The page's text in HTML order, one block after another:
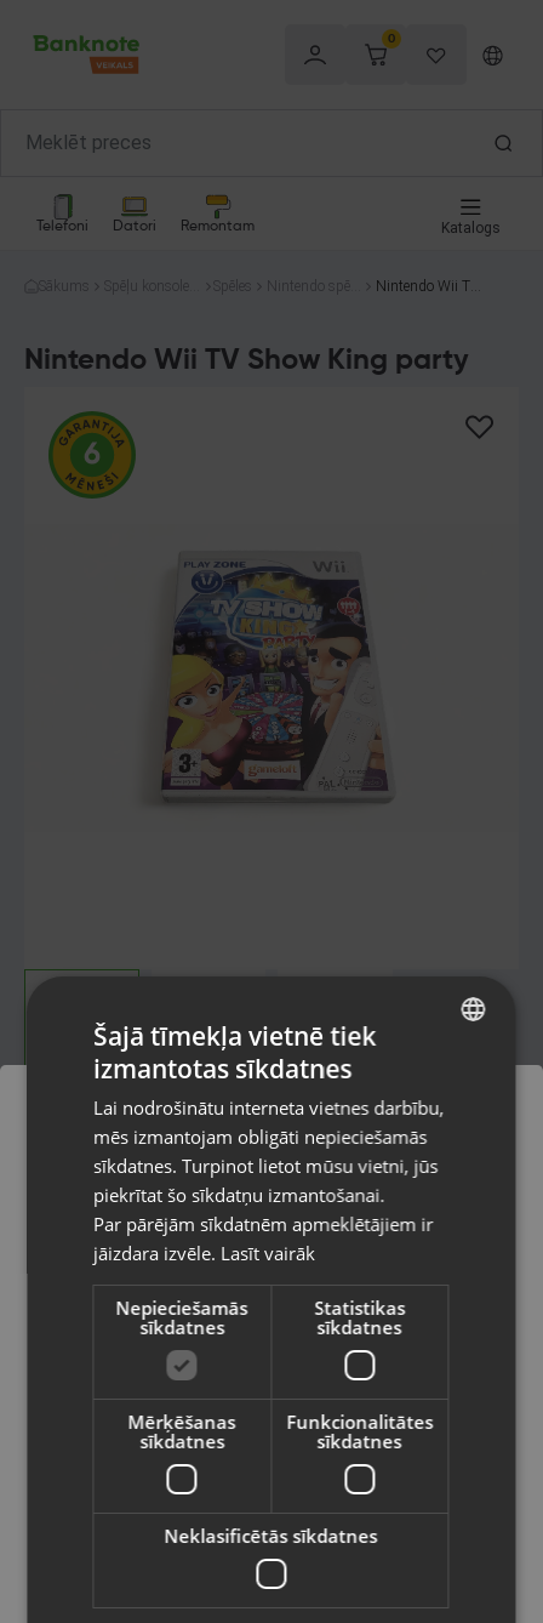
0
Telefoni Datori Remontam Katalogs
Sākums
Spēļu konsoles
Spēles
Nintendo spēle
Nintendo Wii TV
Nintendo Wii TV Show King party
Kategorija: Spēļu disks
Platforma: Nintendo Wii
Valoda: ENG
Izlaiduma gads: 2008
6.00€
Preces informācija
Nintendo spēles
Jēkabpils, Brīvības iela 146
Telefona numurs: +371 29474042
Lietots (Garantija 6 mēneši)
Pasūtījumi tiks piegādāti uz
izvēlēto valsti
Vietnes saturs būs attēlots izvēlētajā
valodā
Valsts
Latviešu / Latvian
Saglabāt
RUSSIAN
Šajā tīmekļa vietnē tiek
izmantotas sīkdatnes
Lai nodrošinātu interneta vietnes darbību,
mēs izmantojam obligāti nepieciešamās
sīkdatnes. Turpinot lietot mūsu vietni, jūs
piekrītat šo sīkdatņu izmantošanai.
Par pārējām sīkdatnēm apmeklētājiem ir
jāizdara izvēle. Lasīt vairāk
Nepieciešamās
sīkdatnes
Statistikas
sīkdatnes
Mērķēšanas
sīkdatnes
Funkcionalitātes
sīkdatnes
Neklasificētās sīkdatnes